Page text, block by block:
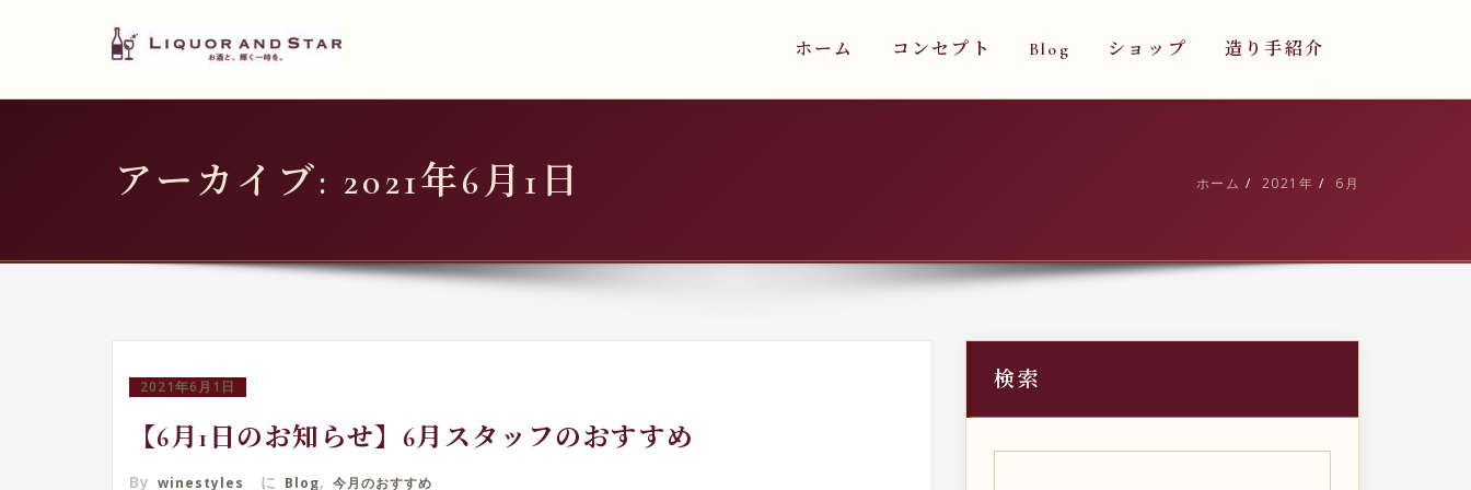
LIQUOR AND STAR
世界のリカーショップ ホーム コンセプト Blog ショップ 造り手紹介
アーカイブ: 2021年6月1日 ホーム 2021年 6月
2021年6月1日
【6月1日のお知らせ】6月スタッフのおすすめ
By winestyles に Blog, 今月のおすすめ
検索